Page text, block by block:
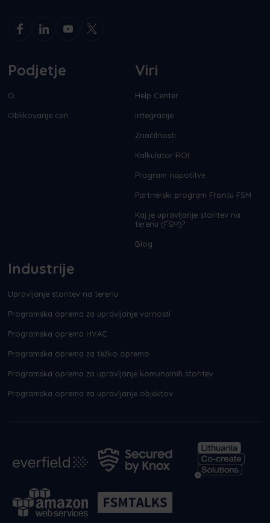
Podjetje
O
Oblikovanje cen
Viri
Help Center
Integracije
Značilnosti
Kalkulator ROI
Program napotitve
Partnerski program Frontu FSM
Kaj je upravljanje storitev na
terenu (FSM)?
Blog
Industrije
Upravljanje storitev na terenu
Programska oprema za upravljanje varnosti
Programska oprema HVAC
Programska oprema za težko opremo
Programska oprema za upravljanje komunalnih storitev
Programska oprema za upravljanje objektov